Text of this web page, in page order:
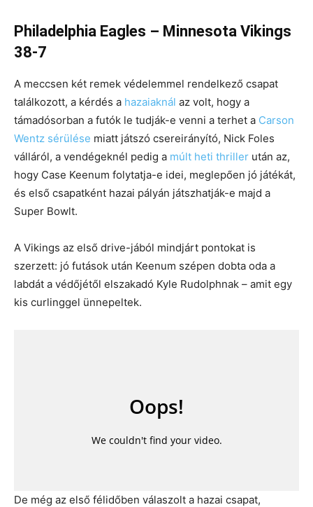
Philadelphia Eagles – Minnesota Vikings
38-7
A meccsen két remek védelemmel rendelkező csapat
találkozott, a kérdés a hazaiaknál az volt, hogy a
támadósorban a futók le tudják-e venni a terhet a Carson
Wentz sérülése miatt játszó csereirányító, Nick Foles
válláról, a vendégeknél pedig a múlt heti thriller után az,
hogy Case Keenum folytatja-e idei, meglepően jó játékát,
és első csapatként hazai pályán játszhatják-e majd a
Super Bowlt.
A Vikings az első drive-jából mindjárt pontokat is
szerzett: jó futások után Keenum szépen dobta oda a
labdát a védőjétől elszakadó Kyle Rudolphnak – amit egy
kis curlinggel ünnepeltek.
De még az első félidőben válaszolt a hazai csapat,